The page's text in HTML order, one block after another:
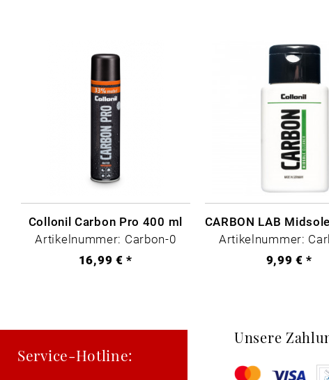
Collonil Carbon Pro 400 ml
Artikelnummer: Carbon-0
16,99 € *
Artikelnummer:
9,99 € *
Service-Hotline:
Unsere